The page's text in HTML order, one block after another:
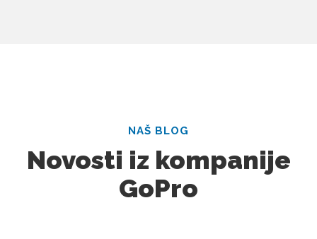
NAŠ BLOG
Novosti iz kompanije
GoPro